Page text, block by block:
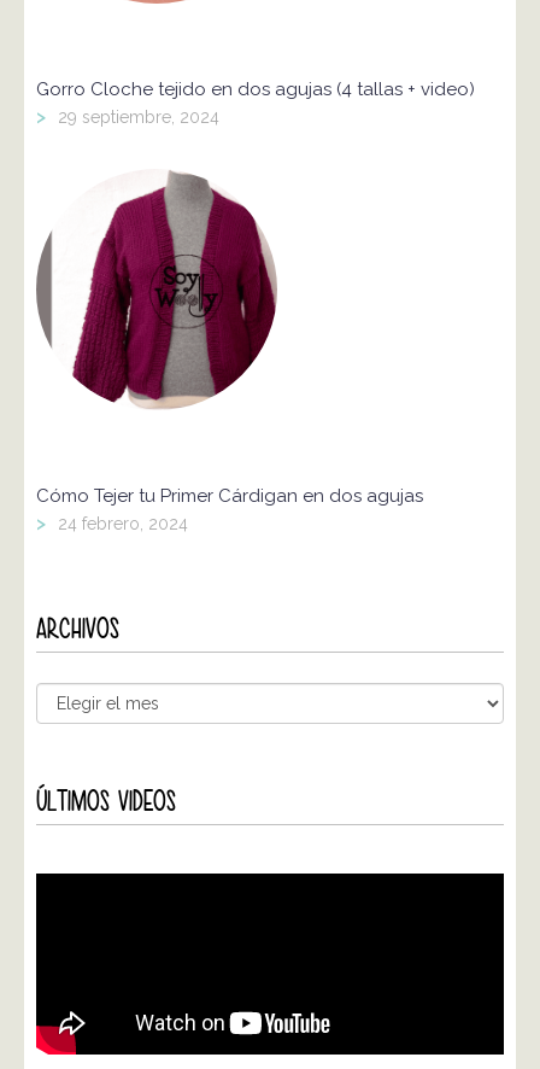
Gorro Cloche tejido en dos agujas (4 tallas + video)
> 29 septiembre, 2024
Cómo Tejer tu Primer Cárdigan en dos agujas
> 24 febrero, 2024
ARCHIVOS
ÚLTIMOS VIDEOS